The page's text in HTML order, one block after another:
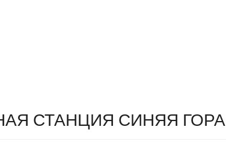
СТАНЦИЯ СИНЯЯ ГОРА